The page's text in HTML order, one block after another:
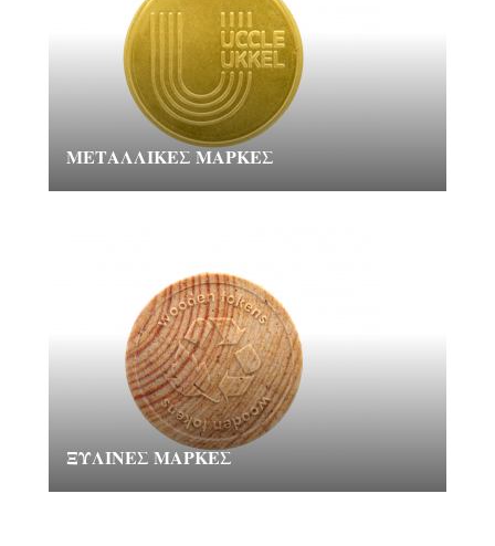
ΜΕΤΑΛΛΙΚΈΣ ΜΆΡΚΕΣ
ΞΎΛΙΝΕΣ ΜΆΡΚΕΣ